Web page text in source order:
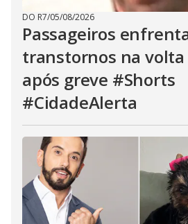
DO R7/05/08/2026
Passageiros
transtornos na volta
após greve #Shorts
#CidadeAlerta